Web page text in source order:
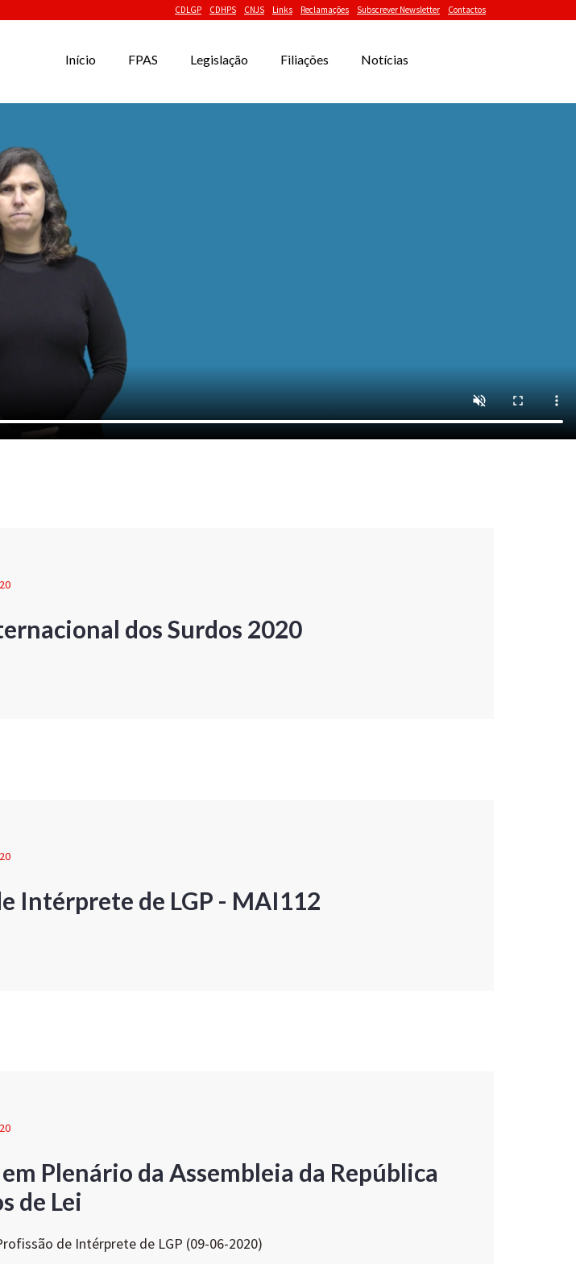
CDLGP CDHPS CNJS Links Reclamações Subscrever Newsletter Contactos
Início FPAS Legislação Filiações Notícias
dos Surdos 2020
Intérprete de LGP - MAI112
Plenário da Assembleia da República
de Lei
de Intérprete de LGP (09-06-2020)